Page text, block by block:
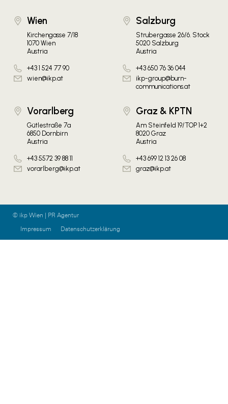
Wien
Kirchengasse 7/18
1070 Wien
Austria
+43 1 524 77 90
wien@ikp.at
Salzburg
Strubergasse 26/6. Stock
5020 Salzburg
Austria
+43 650 76 36 044
ikp-group@burn-
communications.at
Vorarlberg
Gütlestraße 7a
6850 Dornbirn
Austria
+43 5572 39 88 11
vorarlberg@ikp.at
Graz & KPTN
Am Steinfeld 19/TOP 1+2
8020 Graz
Austria
+43 699 12 13 26 08
graz@ikp.at
© ikp Wien | PR Agentur
Impressum
Datenschutzerklärung